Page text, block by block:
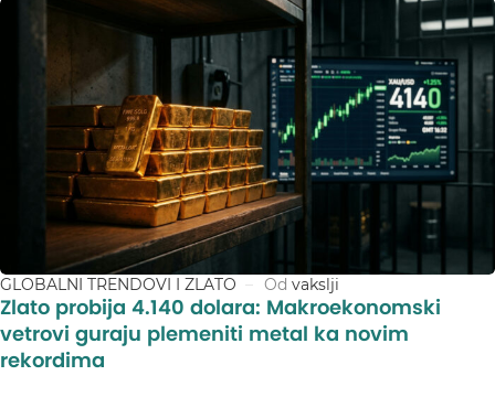
GLOBALNI TRENDOVI I ZLATO Od vakslji
Zlato probija 4.140 dolara: Makroekonomski
vetrovi guraju plemeniti metal ka novim
rekordima